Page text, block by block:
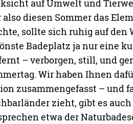
auf Umwelt und
also diesen Sommer das
sollte sich ruhig auf den
Badeplatz ja nur eine
– verborgen, still, und
Wir haben Ihnen
zusammengefasst – und
zieht, gibt es
etwa der